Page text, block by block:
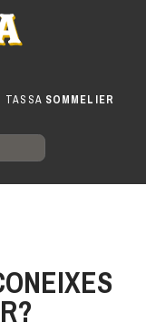
TASSA SOMMELIER